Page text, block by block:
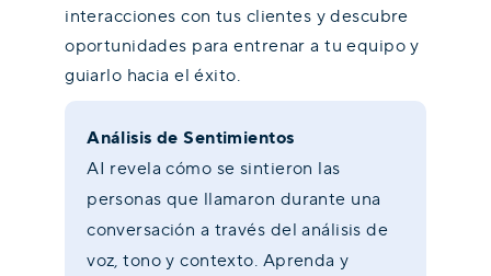
interacciones con tus clientes y descubre
oportunidades para entrenar a tu equipo y
guiarlo hacia el éxito.
Análisis de Sentimientos
AI revela cómo se sintieron las
personas que llamaron durante una
conversación a través del análisis de
voz, tono y contexto. Aprenda y